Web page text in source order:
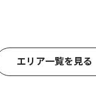
エリア一覧を見る